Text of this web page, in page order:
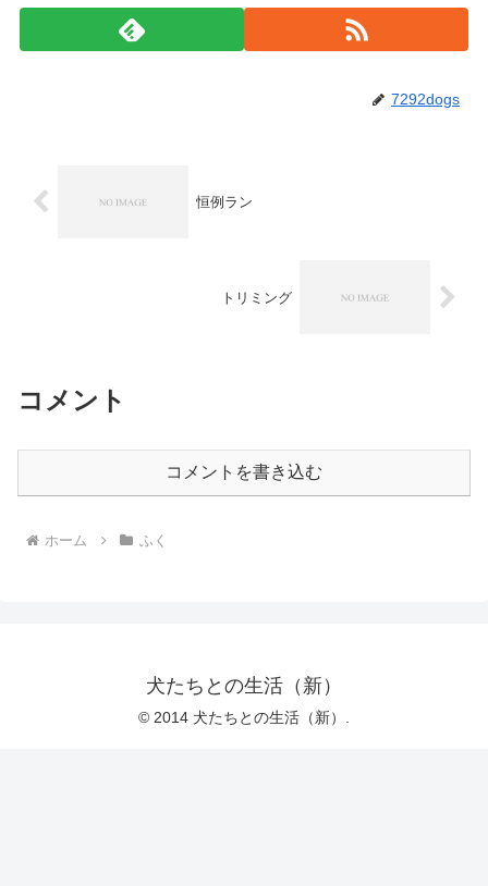
7292dogs
恒例ラン
トリミング
コメント
コメントを書き込む
ホーム ふく
犬たちとの生活（新）
© 2014 犬たちとの生活（新）.